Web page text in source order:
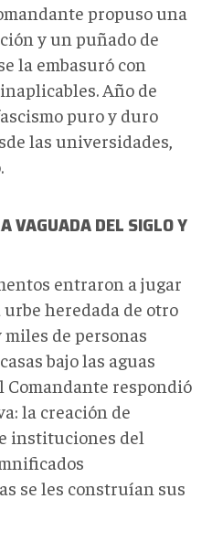
propuso una
y un puñado de
la embasuró con
Año de
puro y duro
las universidades,
VAGUADA DEL SIGLO Y
entraron a jugar
heredada de otro
de personas
bajo las aguas
Comandante respondió
la creación de
instituciones del
se les construían sus